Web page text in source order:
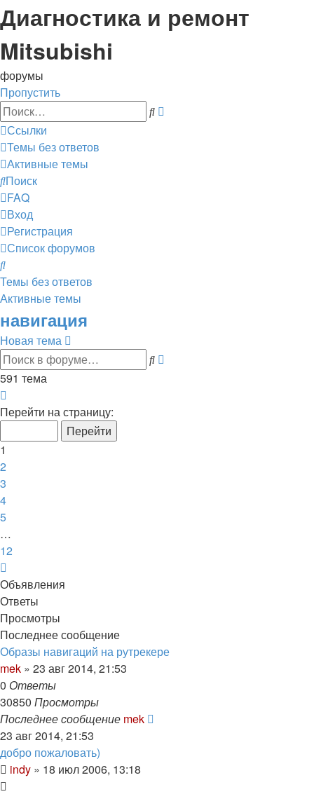
Диагностика и ремонт
Mitsubishi
форумы
Пропустить
Поиск
Ссылки
Темы без ответов
Активные темы
Поиск
FAQ
Вход
Регистрация
Список форумов
Поиск
Темы без ответов
Активные темы
навигация
Новая тема
Поиск
591 тема
1
12
Перейти на страницу:
1
2
3
4
5
…
12
Объявления
Ответы
Просмотры
Последнее сообщение
Образы навигаций на рутрекере
mek » 23 авг 2014, 21:53
0 Ответы
30850 Просмотры
Последнее сообщение mek
23 авг 2014, 21:53
добро пожаловать)
indy » 18 июл 2006, 13:18